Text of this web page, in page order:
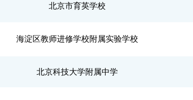
北京市育英学校
海淀区教师进修学校附属实验学校
北京科技大学附属中学